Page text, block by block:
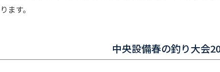
ります。
中央設備春の釣り大会